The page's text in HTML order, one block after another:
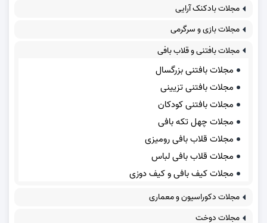
مجلات بادکنک آرایی
مجلات بازی و سرگرمی
مجلات بافتنی و قلاب بافی
مجلات بافتنی بزرگسال
مجلات بافتنی تزیینی
مجلات بافتنی کودکان
مجلات چهل تکه بافی
مجلات قلاب بافی رومیزی
مجلات قلاب بافی لباس
مجلات کیف بافی و کیف دوزی
مجلات دکوراسیون و معماری
مجلات دوخت